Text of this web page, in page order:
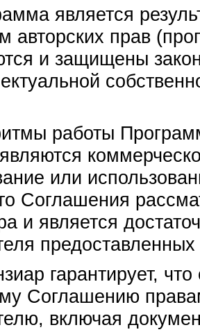
является
авторских прав
и защищены
работы
или
Соглашения
и является
гарантирует,
Соглашению
включая